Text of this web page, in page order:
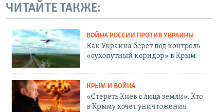
ЧИТАЙТЕ ТАКЖЕ:
ВОЙНА РОССИИ ПРОТИВ УКРАИНЫ
Как Украина берет под контроль
«сухопутный коридор» в Крым
КРЫМ И ВОЙНА
«Стереть Киев с лица земли». Кто
в Крыму хочет уничтожения